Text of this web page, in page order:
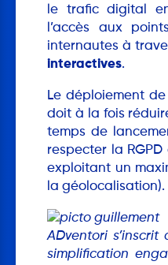
le trafic digital
l’accès aux
internautes à
interactives.
Le déploiement
doit à la fois
temps de
respecter la
exploitant un
la géolocalisation).
ADventori
simplification